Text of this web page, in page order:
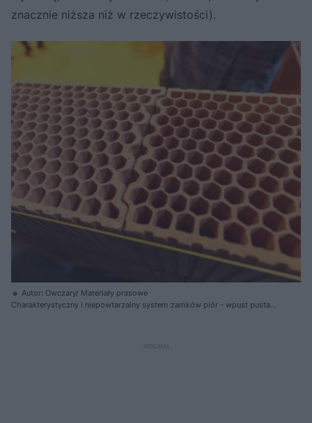
znacznie niższa niż w rzeczywistości).
Autor: Owczary/ Materiały prasowe
Charakterystyczny i niepowtarzalny system zamków piór - wpust pustaka